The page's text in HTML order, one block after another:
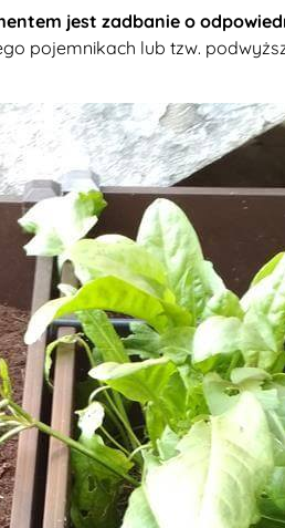
jest zadbanie o
pojemnikach lub tzw.